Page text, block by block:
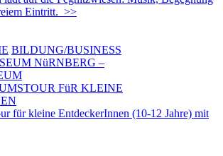
Eintritt. >>
BILDUNG/BUSINESS
NüRNBERG –
FüR KLEINE
für kleine EntdeckerInnen (10-12 Jahre) mit